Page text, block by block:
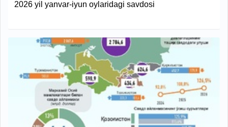
2026 yil yanvar-iyun oylaridagi savdosi